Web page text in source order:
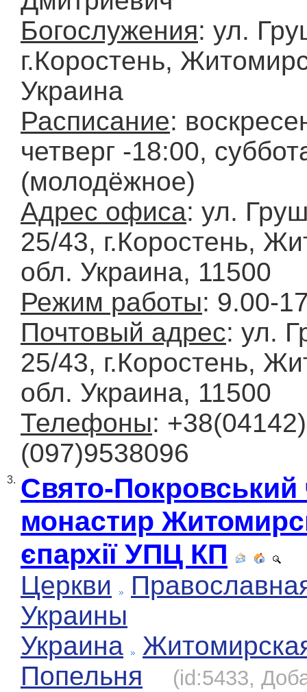
Богослужения: ул.
г.Коростень,
Украина
Расписание:
четверг -18:00,
(молодёжное)
Адрес офиса: ул.
25/43, г.Коростень,
обл. Украина, 11500
Режим работы: 9.00-
Почтовый адрес: ул.
25/43, г.Коростень,
обл. Украина, 11500
Телефоны:
(097)9538096
3. Свято-Покровський
монастир
єпархії УПЦ КП
Церкви
Украины
Украина
Попельня
(id:5433,